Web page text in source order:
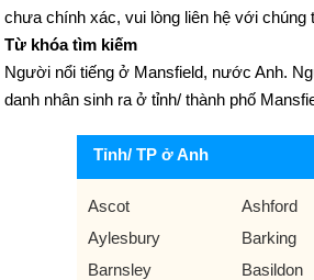
chưa chính xác, vui lòng liên hệ với chúng
Từ khóa tìm kiếm
Người nổi tiếng ở Mansfield, nước Anh.
danh nhân sinh ra ở tỉnh/ thành phố
Tỉnh/ TP ở Anh
Ascot
Ashford
Aylesbury
Barking
Barnsley
Basildon